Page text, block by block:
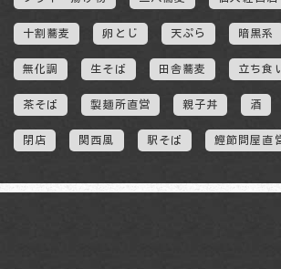
十割蕎麦 卵とじ 天ぷら 暗黒系
無化調 生そば 田舎蕎麦 立ち食
茶そば 製麺所直営 親子丼 酒
閉店 関西風 駅そば 鰹節問屋直